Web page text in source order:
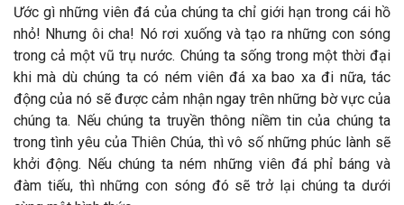
Ước gì những viên đá của chúng ta chỉ giới hạn trong cái hồ
nhỏ! Nhưng ôi cha! Nó rơi xuống và tạo ra những con sóng
trong cả một vũ trụ nước. Chúng ta sống trong một thời đại
khi mà dù chúng ta có ném viên đá xa bao xa đi nữa, tác
động của nó sẽ được cảm nhận ngay trên những bờ vực của
chúng ta. Nếu chúng ta truyền thông niềm tin của chúng ta
trong tình yêu của Thiên Chúa, thì vô số những phúc lành sẽ
khởi động. Nếu chúng ta ném những viên đá phỉ báng và
đàm tiếu, thì những con sóng đó sẽ trở lại chúng ta dưới